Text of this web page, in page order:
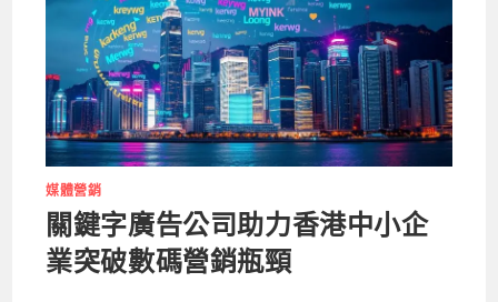
媒體營銷
關鍵字廣告公司助力香港中小企
業突破數碼營銷瓶頸